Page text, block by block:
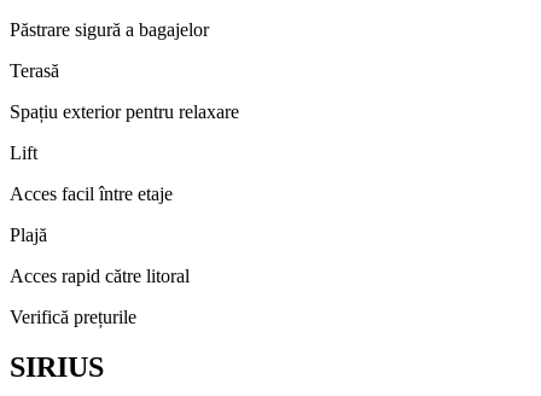
Păstrare sigură a bagajelor
Terasă
Spațiu exterior pentru relaxare
Lift
Acces facil între etaje
Plajă
Acces rapid către litoral
Verifică prețurile
SIRIUS